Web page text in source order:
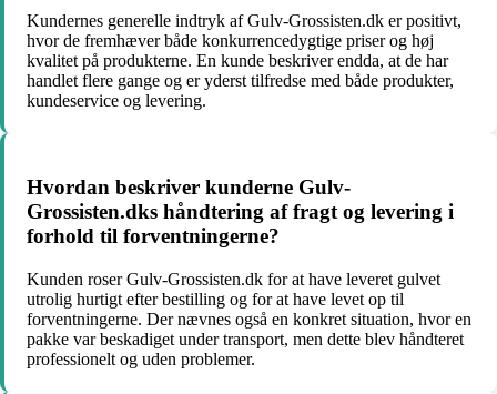
Kundernes generelle indtryk af Gulv-Grossisten.dk er positivt,
hvor de fremhæver både konkurrencedygtige priser og høj
kvalitet på produkterne. En kunde beskriver endda, at de har
handlet flere gange og er yderst tilfredse med både produkter,
kundeservice og levering.
Hvordan beskriver kunderne Gulv-
Grossisten.dks håndtering af fragt og levering i
forhold til forventningerne?
Kunden roser Gulv-Grossisten.dk for at have leveret gulvet
utrolig hurtigt efter bestilling og for at have levet op til
forventningerne. Der nævnes også en konkret situation, hvor en
pakke var beskadiget under transport, men dette blev håndteret
professionelt og uden problemer.